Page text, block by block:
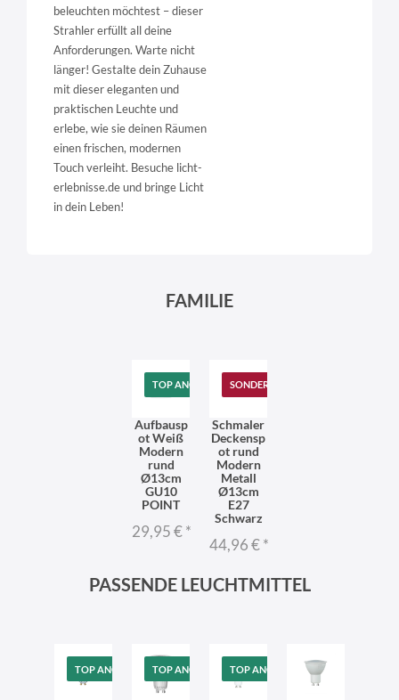
beleuchten möchtest – dieser
Strahler erfüllt all deine
Anforderungen. Warte nicht
länger! Gestalte dein Zuhause
mit dieser eleganten und
praktischen Leuchte und
erlebe, wie sie deinen Räumen
einen frischen, modernen
Touch verleiht. Besuche licht-
erlebnisse.de und bringe Licht
in dein Leben!
FAMILIE
TOP ANGEBOT
Aufbausp
ot Weiß
Modern
rund
Ø13cm
GU10
POINT
29,95 €*
SONDERANGEBOT
Schmaler
Deckensp
ot rund
Modern
Metall
Ø13cm
E27
Schwarz
44,96 €*
PASSENDE LEUCHTMITTEL
TOP ANGEBOT TOP ANGEBOT TOP ANGEBOT